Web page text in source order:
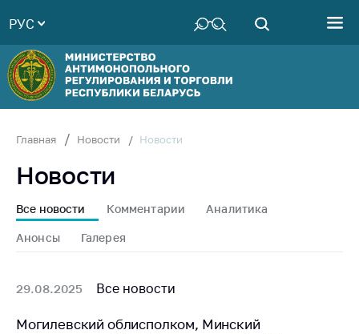
Руководство
Структура
Министерства
Территориальные
Законодательство
Антикоррупционная
деятельность
совет
Соискателям
РУС
Главная Новости Новости
Новости
Все новости Комментарии Аналитика
Анонсы Галерея
29.08.2025 Все новости
Могилевский облисполком, Минский